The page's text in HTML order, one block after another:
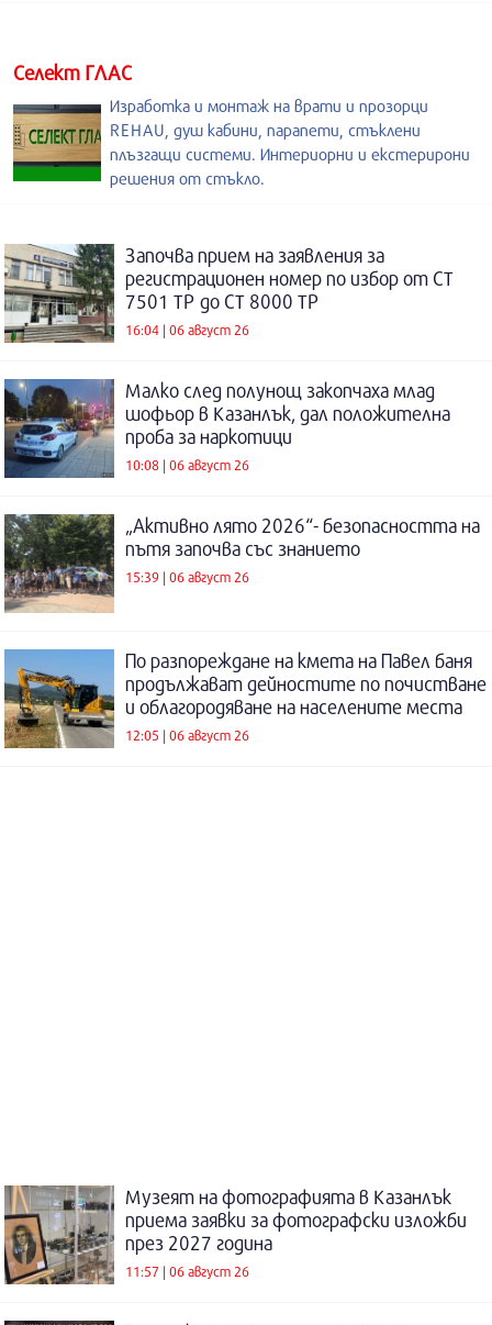
Селект ГЛАС
Изработка и монтаж на врати и прозорци
REHAU, душ кабини, парапети, стъклени
плъзгащи системи. Интериорни и екстерирони
решения от стъкло.
Започва прием на заявления за
регистрационен номер по избор от СТ
7501 ТР до СТ 8000 ТР
16:04 | 06 август 26
Малко след полунощ закопчаха млад
шофьор в Казанлък, дал положителна
проба за наркотици
10:08 | 06 август 26
„Активно лято 2026“- безопасността на
пътя започва със знанието
15:39 | 06 август 26
По разпореждане на кмета на Павел баня
продължават дейностите по почистване
и облагородяване на населените места
12:05 | 06 август 26
Музеят на фотографията в Казанлък
приема заявки за фотографски изложби
през 2027 година
11:57 | 06 август 26